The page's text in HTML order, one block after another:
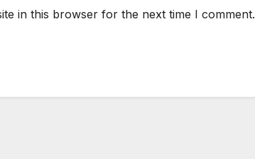
in this browser for the next time I comment.